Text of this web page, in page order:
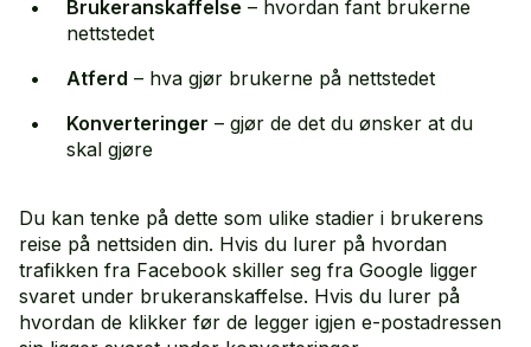
Brukeranskaffelse – hvordan fant brukerne
nettstedet
Atferd – hva gjør brukerne på nettstedet
Konverteringer – gjør de det du ønsker at du
skal gjøre
Du kan tenke på dette som ulike stadier i brukerens
reise på nettsiden din. Hvis du lurer på hvordan
trafikken fra Facebook skiller seg fra Google ligger
svaret under brukeranskaffelse. Hvis du lurer på
hvordan de klikker før de legger igjen e-postadressen